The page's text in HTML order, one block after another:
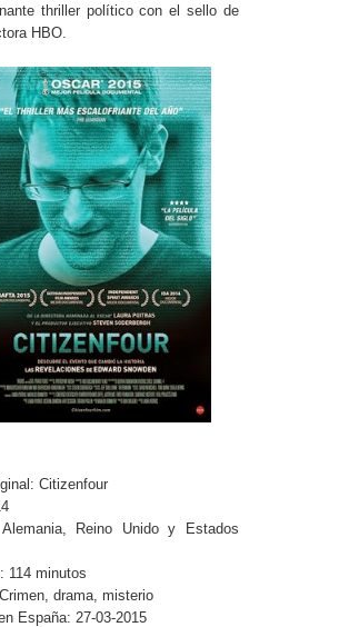
thriller político con el sello de
HBO.
Citizenfour
Reino Unido y Estados
114 minutos
drama, misterio
España: 27-03-2015